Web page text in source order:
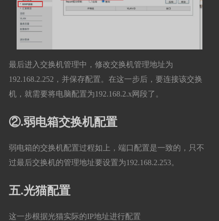
最后进入交换机管理中，修改交换机管理地址为
192.168.2.252，并保存配置。在这一步后，要连接该交换
机，就需要将电脑配置为192.168.2.x网段了。
②.弱电箱交换机配置
弱电箱的交换机配置过程如上，端口配置是一致的，只不
过最后交换机的管理地址要设置为192.168.2.253。
五.光猫配置
这一步根据光猫实际的IP地址进行配置